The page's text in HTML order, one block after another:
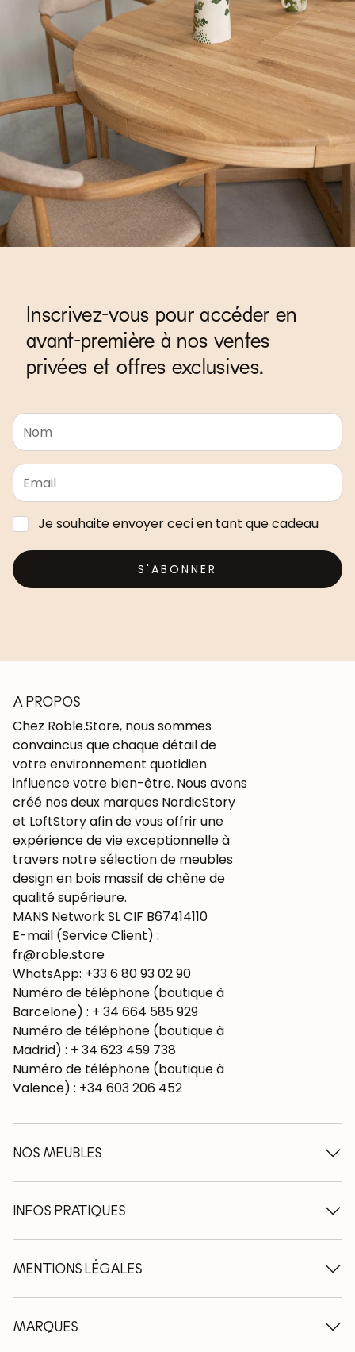
Inscrivez-vous pour accéder en
avant-première à nos ventes
privées et offres exclusives.
Je souhaite envoyer ceci en tant que cadeau
S'ABONNER
A PROPOS
Chez Roble.Store, nous sommes
convaincus que chaque détail de
votre environnement quotidien
influence votre bien-être. Nous avons
créé nos deux marques NordicStory
et LoftStory afin de vous offrir une
expérience de vie exceptionnelle à
travers notre sélection de meubles
design en bois massif de chêne de
qualité supérieure.
MANS Network SL CIF B67414110
E-mail (Service Client) :
fr@roble.store
WhatsApp: +33 6 80 93 02 90
Numéro de téléphone (boutique à
Barcelone) : + 34 664 585 929
Numéro de téléphone (boutique à
Madrid) : + 34 623 459 738
Numéro de téléphone (boutique à
Valence) : +34 603 206 452
NOS MEUBLES
Tables à manger en bois
Chaises en bois
Buffets en bois
Meubles TV en bois
Bureaux en bois
INFOS PRATIQUES
Qui sommes-nous ?
Nos engagements
Nos avantages
Conseils d'entretien
Moyens de paiement
MENTIONS LÉGALES
Avis juridique
Conditions générales de vente
MARQUES